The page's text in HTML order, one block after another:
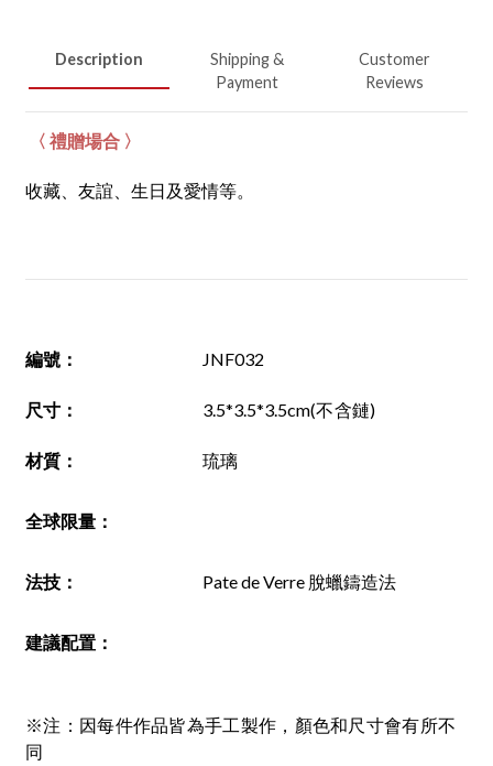
Description
Shipping &
Payment
Customer
Reviews
〈 禮贈場合 〉
收藏、友誼、生日及愛情等。
編號 ： JNF032
尺寸 ： 3.5*3.5*3.5cm(不含鏈)
材質 ： 琉璃
全球限量：
法技 ： Pate de Verre 脫蠟鑄造法
建議配置 ：
※注：因每件作品皆為手工製作，顏色和尺寸會有所不
同